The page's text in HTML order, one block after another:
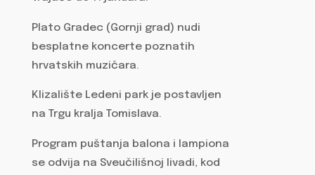
Plato Gradec (Gornji grad) nudi
besplatne koncerte poznatih
hrvatskih muzičara.
Klizalište Ledeni park je postavljen
na Trgu kralja Tomislava.
Program puštanja balona i lampiona
se odvija na Sveučilišnoj livadi, kod